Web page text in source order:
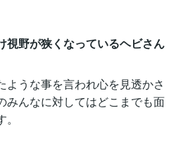
視野が狭くなっているヘビさん
ような事を言われ心を見透かさ
みんなに対してはどこまでも面